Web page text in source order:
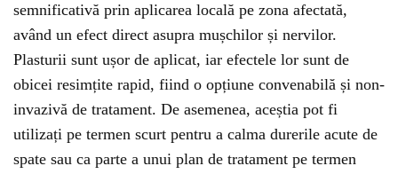
semnificativă prin aplicarea locală pe zona afectată,
având un efect direct asupra mușchilor și nervilor.
Plasturii sunt ușor de aplicat, iar efectele lor sunt de
obicei resimțite rapid, fiind o opțiune convenabilă și non-
invazivă de tratament. De asemenea, aceștia pot fi
utilizați pe termen scurt pentru a calma durerile acute de
spate sau ca parte a unui plan de tratament pe termen